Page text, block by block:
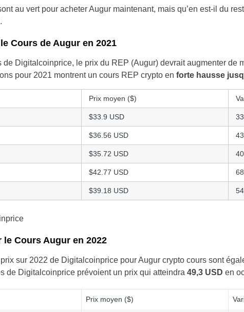
au vert pour acheter Augur maintenant, mais qu’en est-il du
Cours de Augur en 2021
de Digitalcoinprice, le prix du REP (Augur) devrait augmenter de
pour 2021 montrent un cours REP crypto en forte hausse
Prix moyen ($)
$33.9 USD
$36.56 USD
$35.72 USD
$42.77 USD
$39.18 USD
Cours Augur en 2022
sur 2022 de Digitalcoinprice pour Augur crypto cours sont
de Digitalcoinprice prévoient un prix qui atteindra 49,3 USD en
Prix moyen ($)